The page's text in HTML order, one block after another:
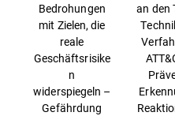
Bedrohungen
mit Zielen, die
reale
Geschäftsrisike
n
widerspiegeln –
Gefährdung
an den